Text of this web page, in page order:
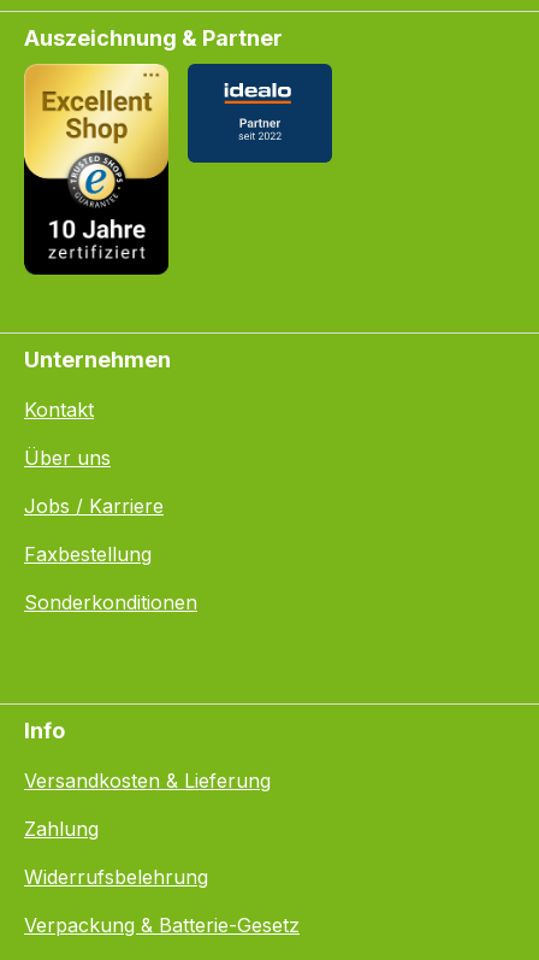
Auszeichnung & Partner
Unternehmen
Kontakt
Über uns
Jobs / Karriere
Faxbestellung
Sonderkonditionen
Info
Versandkosten & Lieferung
Zahlung
Widerrufsbelehrung
Verpackung & Batterie-Gesetz